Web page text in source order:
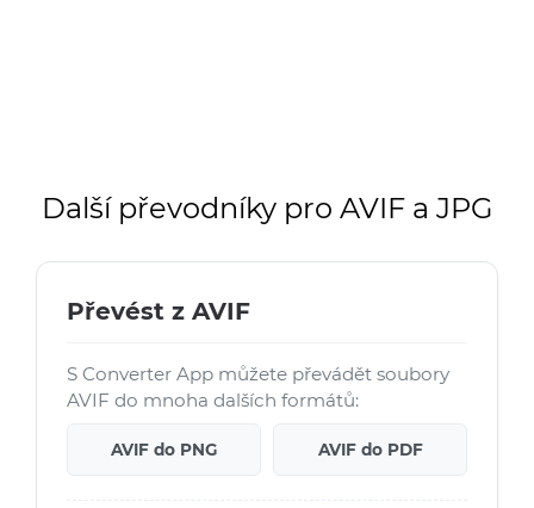
Další převodníky pro AVIF a JPG
Převést z AVIF
S Converter App můžete převádět soubory
AVIF do mnoha dalších formátů:
AVIF do PNG AVIF do PDF